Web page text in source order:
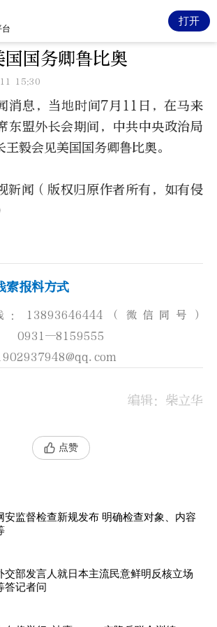
台
打开
国国务卿鲁比奥
15:30
消息，当地时间7月11日，在马来
东盟外长会期间，中共中央政治局
毅会见美国国务卿鲁比奥。
新闻（版权归原作者所有，如有侵
索报料方式
13893646444（微信同号）
0931—8159555
编辑：柴立华
点赞
安监督检查新规发布 明确检查对象、内容
交部发言人就日本主流民意鲜明反核立场
答记者问